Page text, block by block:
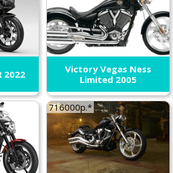
2022
Victory Vegas Ness
Limited 2005
716000р.*